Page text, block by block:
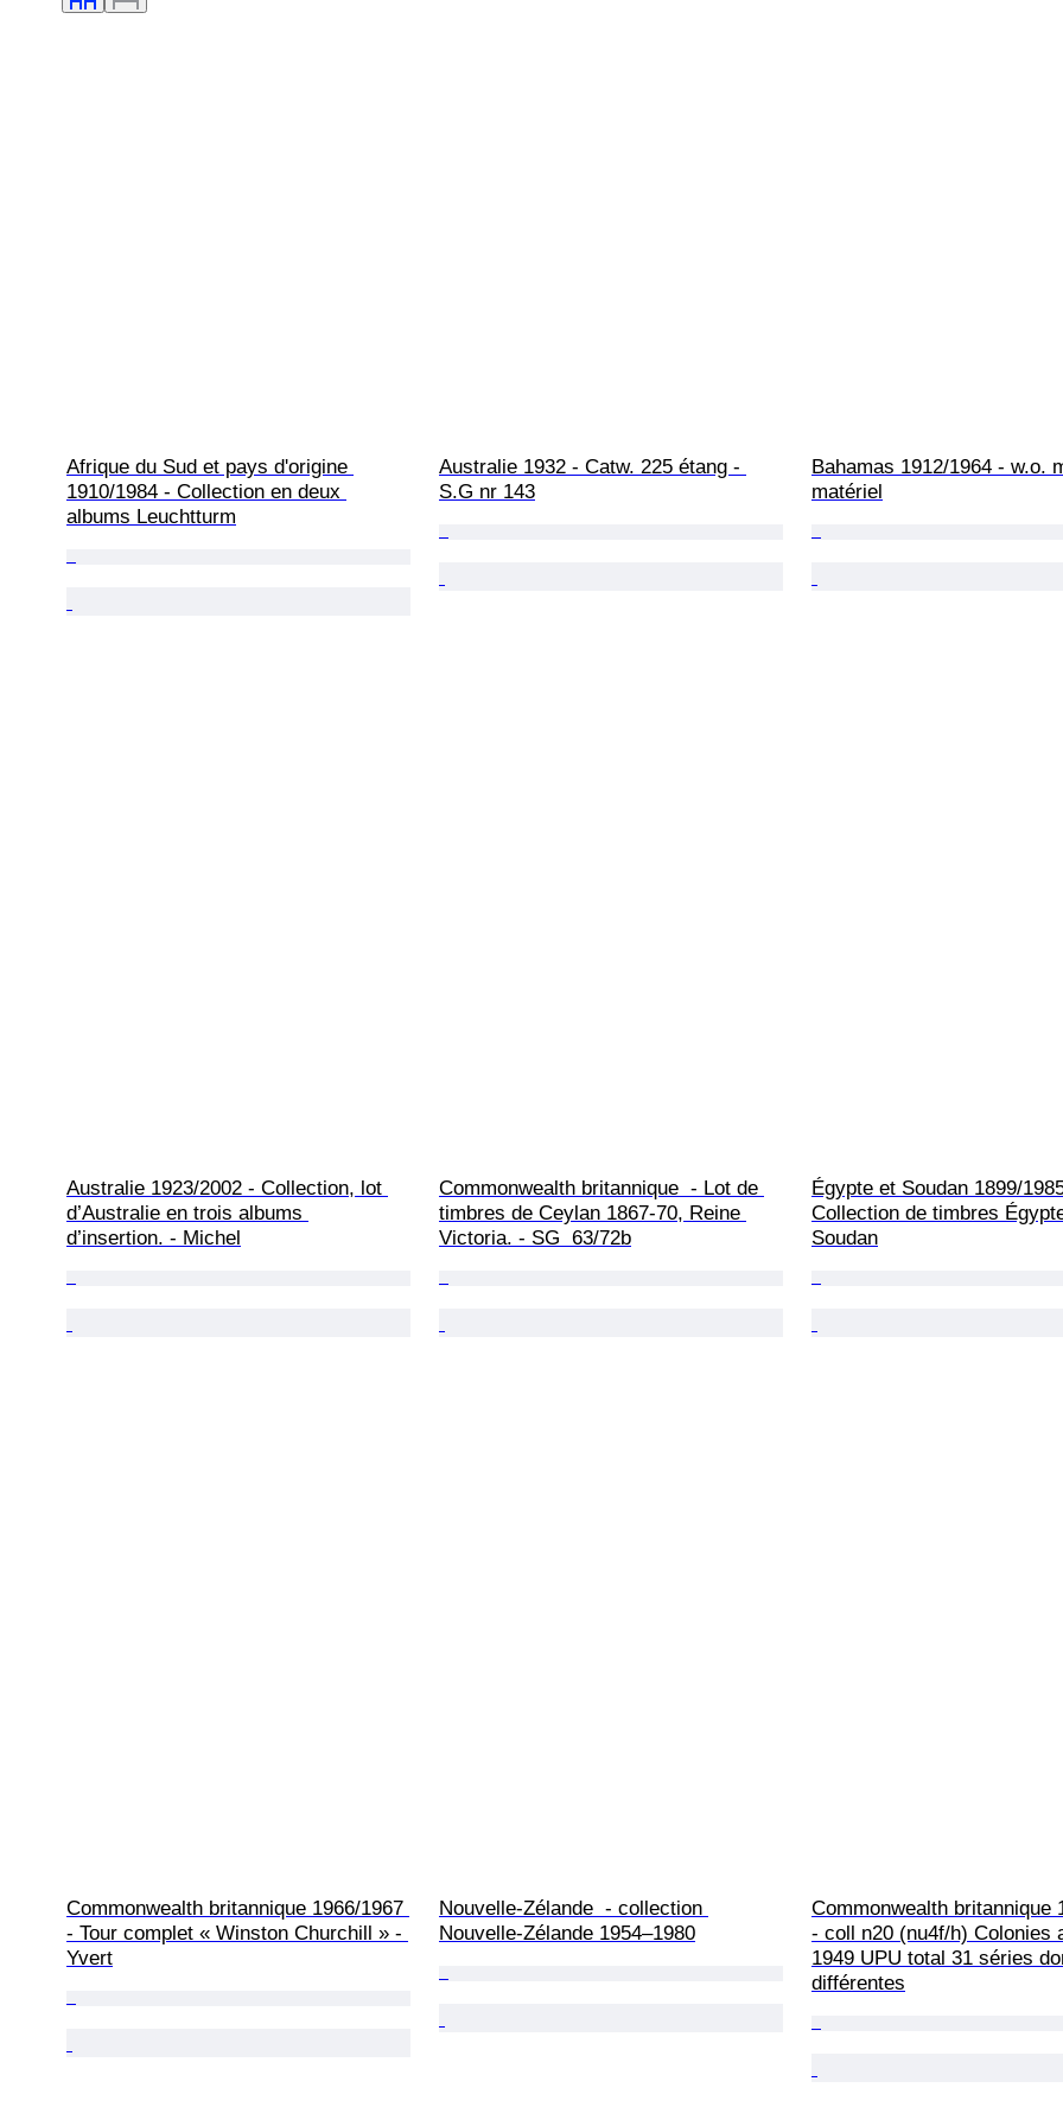
Afrique du Sud et pays d'origine
1910/1984 - Collection en deux
albums Leuchtturm
Australie 1932 - Catw. 225 étang -
S.G nr 143
Bahamas 1912/1964 - w.o.
matériel
Australie 1923/2002 - Collection, lot
d’Australie en trois albums
d’insertion. - Michel
Commonwealth britannique  - Lot de
timbres de Ceylan 1867-70, Reine
Victoria. - SG  63/72b
Égypte et Soudan 1899/
Collection de timbres
Soudan
Commonwealth britannique 1966/1967
- Tour complet « Winston Churchill » -
Yvert
Nouvelle-Zélande  - collection
Nouvelle-Zélande 1954–1980
Commonwealth britannique
- coll n20 (nu4f/h) Colonies
1949 UPU total 31 séries
différentes